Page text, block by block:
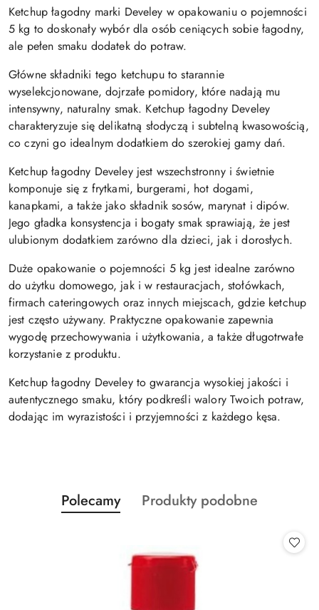
Ketchup łagodny marki Develey w opakowaniu o pojemności
5 kg to doskonały wybór dla osób ceniących sobie łagodny,
ale pełen smaku dodatek do potraw.
Główne składniki tego ketchupu to starannie
wyselekcjonowane, dojrzałe pomidory, które nadają mu
intensywny, naturalny smak. Ketchup łagodny Develey
charakteryzuje się delikatną słodyczą i subtelną kwasowością,
co czyni go idealnym dodatkiem do szerokiej gamy dań.
Ketchup łagodny Develey jest wszechstronny i świetnie
komponuje się z frytkami, burgerami, hot dogami,
kanapkami, a także jako składnik sosów, marynat i dipów.
Jego gładka konsystencja i bogaty smak sprawiają, że jest
ulubionym dodatkiem zarówno dla dzieci, jak i dorosłych.
Duże opakowanie o pojemności 5 kg jest idealne zarówno
do użytku domowego, jak i w restauracjach, stołówkach,
firmach cateringowych oraz innych miejscach, gdzie ketchup
jest często używany. Praktyczne opakowanie zapewnia
wygodę przechowywania i użytkowania, a także długotrwałe
korzystanie z produktu.
Ketchup łagodny Develey to gwarancja wysokiej jakości i
autentycznego smaku, który podkreśli walory Twoich potraw,
dodając im wyrazistości i przyjemności z każdego kęsa.
Pomiń karuzelę produktów
Produkty
o
Polecamy
Produkty
Produkty podobne